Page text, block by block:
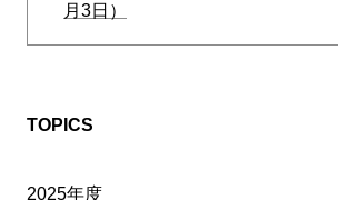
月3日）
TOPICS
2025年度